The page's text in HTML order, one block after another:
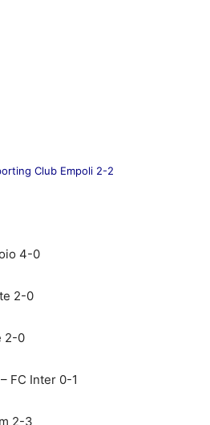
Club Empoli 2-2
4-0
2-0
2-0
FC Inter 0-1
2-3